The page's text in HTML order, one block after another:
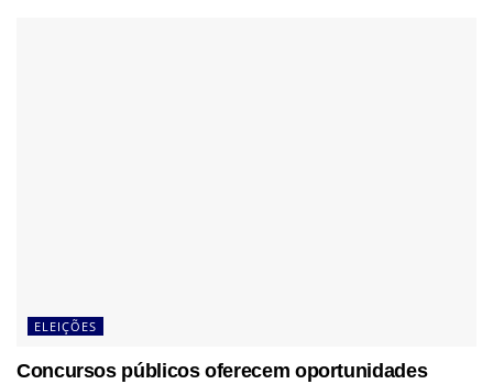
ELEIÇÕES
Concursos públicos oferecem oportunidades